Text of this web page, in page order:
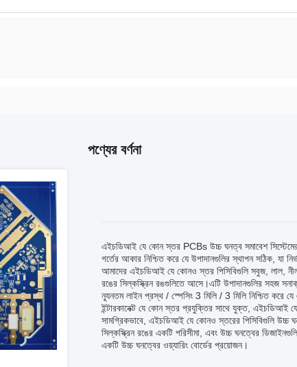
পণ্যের বর্ণনা
এইচডিআই যে কোন স্তর PCBs উচ্চ ঘনত্ব সমাবেশ সিস্টেমের
গর্তের আকার নিশ্চিত করে যে উপাদানগুলির স্থাপন সঠিক, যা
আমাদের এইচডিআই যে কোনও স্তর পিসিবিগুলি সবুজ, লাল,
রঙের সিল্কস্ক্রিন রঙগুলিতে আসে।এটি উপাদানগুলির সহজ
ন্যূনতম লাইন প্রস্থ / স্পেসিং 3 মিলি / 3 মিলি নিশ্চিত করে
ইন্টারকানেক্ট যে কোন স্তর প্রযুক্তির সাথে যুক্ত, এইচডিআই
সামগ্রিকভাবে, এইচডিআই যে কোনও স্তরের পিসিবিগুলি উচ্চ
সিল্কস্ক্রিন রঙের একটি পরিসীমা, এবং উচ্চ ঘনত্বের
একটি উচ্চ ঘনত্বের ওয়্যারিং বোর্ডের প্রয়োজন।